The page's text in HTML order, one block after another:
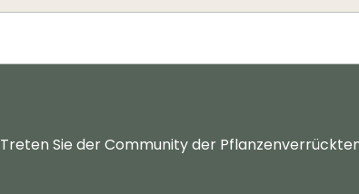
Treten Sie der Community der